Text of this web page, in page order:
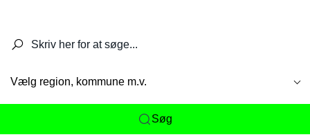
Vælg region, kommune m.v.
Søg